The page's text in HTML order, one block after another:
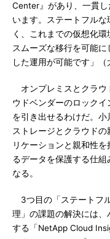
Center』があり、一貫
います。ステートフル
く、これまでの仮想化
スムーズな移行を可能
した運用が可能です」（
オンプレミスとクラウ
ウドベンダーのロック
を引き出せるわけだ。
ストレージとクラウド
リケーションと親和性
るデータを保護する仕
なる。
3つ目の「ステートフ
理」の課題の解決には
する「NetApp Cloud